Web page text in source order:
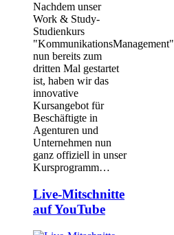
Nachdem unser
Work & Study-
Studienkurs
"KommunikationsManagement"
nun bereits zum
dritten Mal gestartet
ist, haben wir das
innovative
Kursangebot für
Beschäftigte in
Agenturen und
Unternehmen nun
ganz offiziell in unser
Kursprogramm…
Live-Mitschnitte
auf YouTube